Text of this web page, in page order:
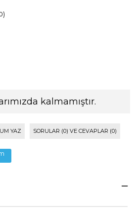
kalmamıştır.
YAZ SORULAR (0) VE CEVAPLAR (0)